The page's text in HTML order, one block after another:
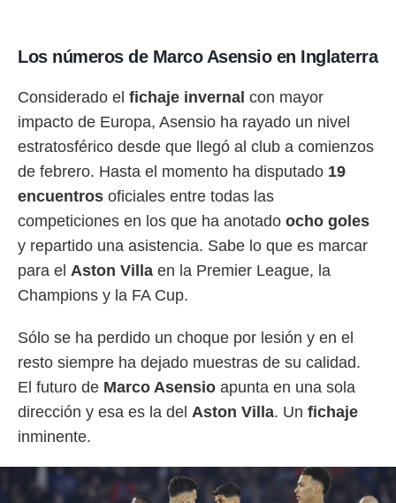
Los números de Marco Asensio en Inglaterra
Considerado el fichaje invernal con mayor
impacto de Europa, Asensio ha rayado un nivel
estratosférico desde que llegó al club a comienzos
de febrero. Hasta el momento ha disputado 19
encuentros oficiales entre todas las
competiciones en los que ha anotado ocho goles
y repartido una asistencia. Sabe lo que es marcar
para el Aston Villa en la Premier League, la
Champions y la FA Cup.
Sólo se ha perdido un choque por lesión y en el
resto siempre ha dejado muestras de su calidad.
El futuro de Marco Asensio apunta en una sola
dirección y esa es la del Aston Villa. Un fichaje
inminente.